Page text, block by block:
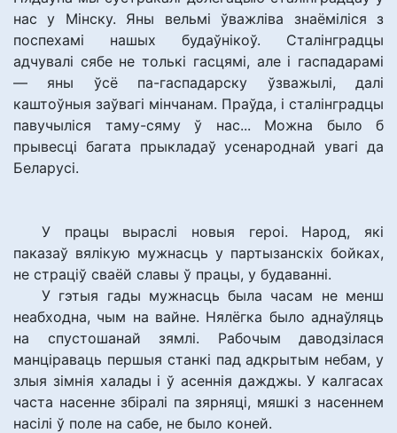
нас у Мінску. Яны вельмі ўважліва знаёміліся з
поспехамі нашых будаўнікоў. Сталінградцы
адчувалі сябе не толькі гасцямі, але і гаспадарамі
— яны ўсё па-гаспадарску ўзважылі, далі
каштоўныя заўвагі мінчанам. Праўда, і сталінградцы
павучыліся таму-сяму ў нас... Можна было б
прывесці багата прыкладаў усенароднай увагі да
Беларусі.
У працы выраслі новыя героі. Народ, які
паказаў вялікую мужнасць у партызанскіх бойках,
не страціў сваёй славы ў працы, у будаванні.
У гэтыя гады мужнасць была часам не менш
неабходна, чым на вайне. Нялёгка было аднаўляць
на спустошанай зямлі. Рабочым даводзілася
манціраваць першыя станкі пад адкрытым небам, у
злыя зімнія халады і ў асеннія дажджы. У калгасах
часта насенне збіралі па зярняці, мяшкі з насеннем
насілі ў поле на сабе, не было коней.